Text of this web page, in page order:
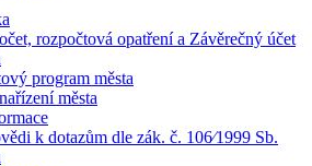
rozpočtová opatření a Závěrečný účet
program města
města
k dotazům dle zák. č. 106⁄1999 Sb.